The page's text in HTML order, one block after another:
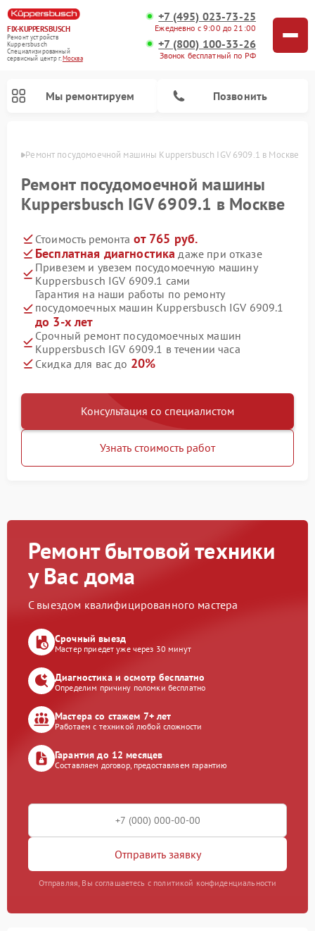
FIX-KUPPERSBUSCH
Ремонт устройств
Kuppersbusch
Специализированный
cервисный центр г.Москва
+7 (495) 023-73-25
Ежедневно с 9:00 до 21:00
+7 (800) 100-33-26
Звонок бесплатный по РФ
Мы ремонтируем Позвонить
Ремонт посудомоечной машины Kuppersbusch IGV 6909.1 в Москве
Ремонт посудомоечной машины
Kuppersbusch IGV 6909.1 в Москве
Стоимость ремонта от 765 руб.
Бесплатная диагностика даже при отказе
Привезем и увезем посудомоечную машину
Kuppersbusch IGV 6909.1 сами
Гарантия на наши работы по ремонту
посудомоечных машин Kuppersbusch IGV 6909.1
до 3-х лет
Срочный ремонт посудомоечных машин
Kuppersbusch IGV 6909.1 в течении часа
Скидка для вас до 20%
Консультация со специалистом
Узнать стоимость работ
Ремонт бытовой техники
у Вас дома
С выездом квалифицированного мастера
Срочный выезд
Мастер приедет уже через 30 минут
Диагностика и осмотр бесплатно
Определим причину поломки бесплатно
Мастера со стажем 7+ лет
Работаем с техникой любой сложности
Гарантия до 12 месяцев
Составляем договор, предоставляем гарантию
Отправить заявку
Отправляя, Вы соглашаетесь с политикой конфиденциальности